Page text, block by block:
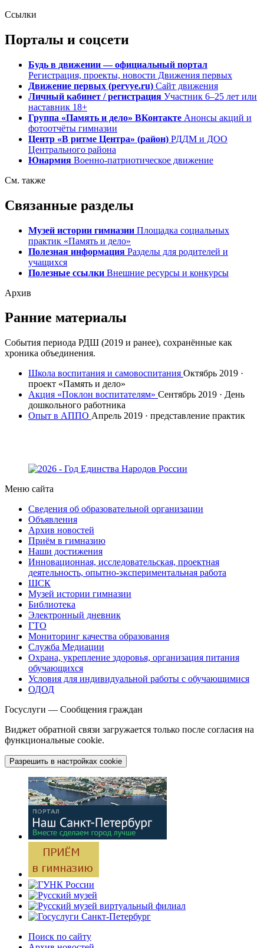
Ссылки
Порталы и соцсети
Будь в движении — официальный портал
Регистрация, проекты, новости Движения первых
Движение первых (pervye.ru) Сайт движения
Личный кабинет / регистрация Участник 6–25 лет или
наставник 18+
Группа «Память и дело» ВКонтакте Анонсы акций и
фотоотчёты гимназии
Центр «В ритме Центра» (район) РДДМ и ДОО
Центрального района
Юнармия Военно-патриотическое движение
См. также
Связанные разделы
Музей истории гимназии Площадка социальных
практик «Память и дело»
Полезная информация Разделы для родителей и
учащихся
Полезные ссылки Внешние ресурсы и конкурсы
Архив
Ранние материалы
События периода РДШ (2019 и ранее), сохранённые как
хроника объединения.
Школа воспитания и самовоспитания Октябрь 2019 ·
проект «Память и дело»
Акция «Поклон воспитателям» Сентябрь 2019 · День
дошкольного работника
Опыт в АППО Апрель 2019 · представление практик
Меню сайта
Сведения об образовательной организации
Объявления
Архив новостей
Приём в гимназию
Наши достижения
Инновационная, исследовательская, проектная
деятельность, опытно-экспериментальная работа
ШСК
Музей истории гимназии
Библиотека
Электронный дневник
ГТО
Мониторинг качества образования
Служба Медиации
Охрана, укрепление здоровья, организация питания
обучающихся
Условия для индивидуальной работы с обучающимися
ОДОД
Госуслуги — Сообщения граждан
Виджет обратной связи загружается только после согласия на
функциональные cookie.
Разрешить в настройках cookie
Поиск по сайту